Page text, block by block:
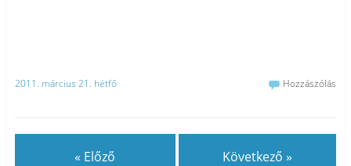
2011. március 21. hétfő Hozzászólás
« Előző Következő »